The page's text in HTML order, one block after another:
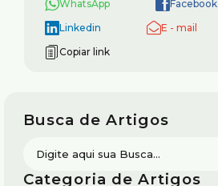
WhatsApp Facebook
Linkedin
E - mail
Copiar link
Busca de Artigos
Categoria de Artigos